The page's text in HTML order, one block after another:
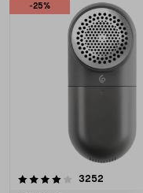
-25%
3252
4.5av 5 stjärnor